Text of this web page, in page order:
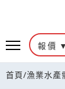
報價
首頁/漁業水產